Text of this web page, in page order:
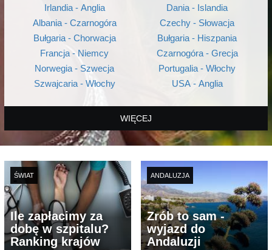
Irlandia - Anglia
Albania - Czarnogóra
Bułgaria - Chorwacja
Francja - Niemcy
Norwegia - Szwecja
Szwajcaria - Włochy
Dania - Islandia
Czechy - Słowacja
Bułgaria - Hiszpania
Czarnogóra - Grecja
Portugalia - Włochy
USA - Anglia
WIĘCEJ
ŚWIAT
Ile zapłacimy za
dobę w szpitalu?
Ranking krajów
ANDALUZJA
Zrób to sam -
wyjazd do
Andaluzji